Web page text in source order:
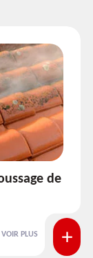
VOIR PLUS